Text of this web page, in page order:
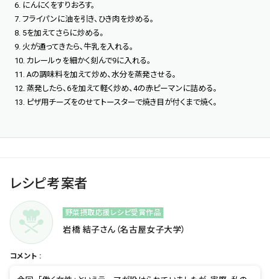
6. にんにくをすりおろす。
7. フライパンに油を引き、ひき肉を炒める。
8. 5を加えてさらに炒める。
9. 火が通ってきたら、牛乳を入れる。
10. カレールゥを細かく刻んで9に入れる。
11. Aの調味料を加えて炒め、水分を蒸発させる。
12. 蒸発したら、6を加えて軽く炒め、4の赤ピーマンに詰める。
13. ピザ用チーズをのせてトースターで焼き目が付くまで焼く。
レシピ考案者
野菜摂取応援レシピ受賞作品
岩橋 結子さん（名古屋女子大学）
コメント :